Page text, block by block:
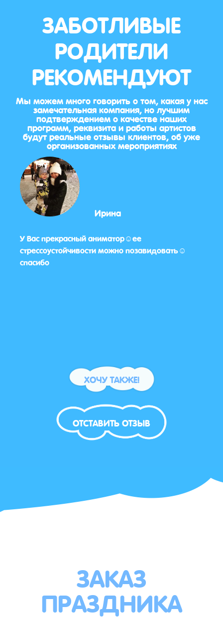
ЗАБОТЛИВЫЕ
РОДИТЕЛИ
РЕКОМЕНДУЮТ
Мы можем много говорить о том, какая у нас
замечательная компания, но лучшим
подтверждением о качестве наших
программ, реквизита и работы артистов
будут реальные отзывы клиентов, об уже
организованных мероприятиях
Ирина
У Вас прекрасный аниматор☺️ее
стрессоустойчивости можно позавидовать☺️
спасибо
ХОЧУ ТАКЖЕ!
ОТСТАВИТЬ ОТЗЫВ
ЗАКАЗ
ПРАЗДНИКА